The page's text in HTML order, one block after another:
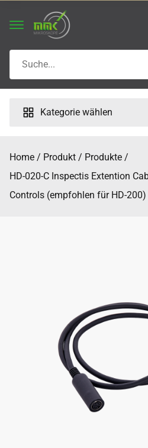
for:
Kategorie wählen
Home Produkt
Produkte
HD-020-C Inspectis Extention
Controls (empfohlen für HD-200)